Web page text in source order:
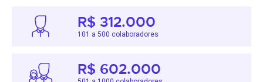
R$ 312.000
101 a 500 colaboradores
R$ 602.000